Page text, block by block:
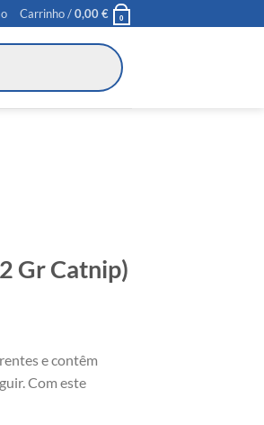
Carrinho /0,00€ 0
Gr Catnip)
e contêm
Com este